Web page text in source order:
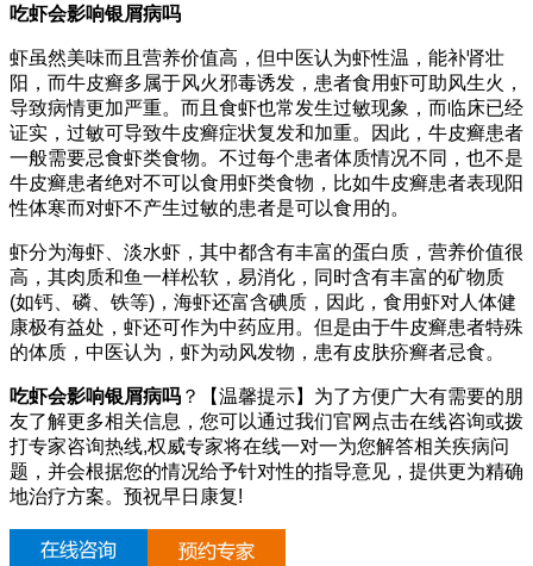
吃虾会影响银屑病吗
虾虽然美味而且营养价值高，但中医认为虾性温，能补肾壮
阳，而牛皮癣多属于风火邪毒诱发，患者食用虾可助风生火，
导致病情更加严重。而且食虾也常发生过敏现象，而临床已经
证实，过敏可导致牛皮癣症状复发和加重。因此，牛皮癣患者
一般需要忌食虾类食物。不过每个患者体质情况不同，也不是
牛皮癣患者绝对不可以食用虾类食物，比如牛皮癣患者表现阳
性体寒而对虾不产生过敏的患者是可以食用的。
虾分为海虾、淡水虾，其中都含有丰富的蛋白质，营养价值很
高，其肉质和鱼一样松软，易消化，同时含有丰富的矿物质
(如钙、磷、铁等)，海虾还富含碘质，因此，食用虾对人体健
康极有益处，虾还可作为中药应用。但是由于牛皮癣患者特殊
的体质，中医认为，虾为动风发物，患有皮肤疥癣者忌食。
吃虾会影响银屑病吗 ？【温馨提示】为了方便广大有需要的朋
友了解更多相关信息，您可以通过我们官网点击在线咨询或拨
打专家咨询热线,权威专家将在线一对一为您解答相关疾病问
题，并会根据您的情况给予针对性的指导意见，提供更为精确
地治疗方案。预祝早日康复!